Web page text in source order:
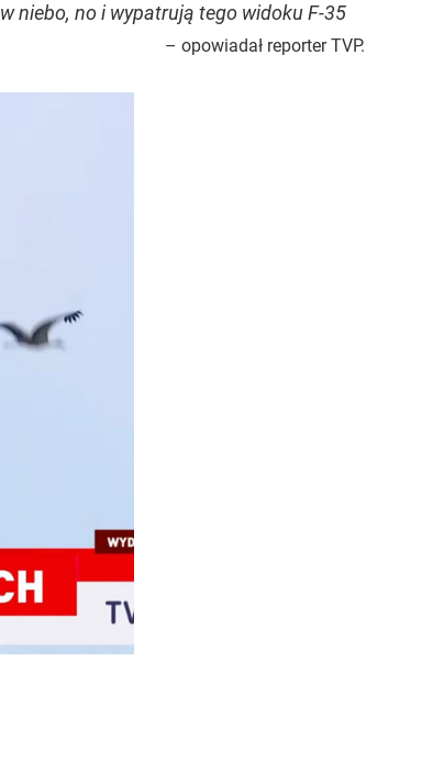
niebo, no i wypatrują tego widoku F-35
– opowiadał reporter TVP.